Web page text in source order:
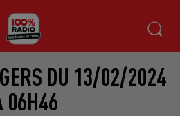
DU 13/02/2024
06H46